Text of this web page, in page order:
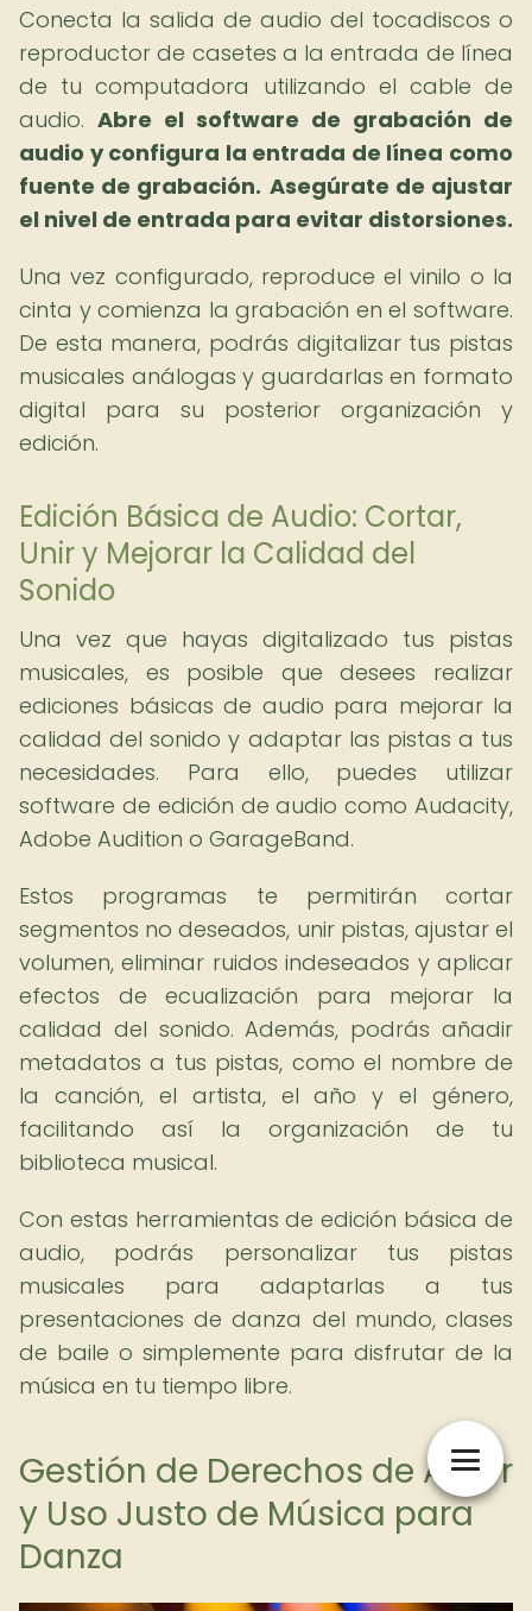
Conecta la salida de audio del tocadiscos o
reproductor de casetes a la entrada de línea
de tu computadora utilizando el cable de
audio. Abre el software de grabación de
audio y configura la entrada de línea como
fuente de grabación. Asegúrate de ajustar
el nivel de entrada para evitar distorsiones.
Una vez configurado, reproduce el vinilo o la
cinta y comienza la grabación en el software.
De esta manera, podrás digitalizar tus pistas
musicales análogas y guardarlas en formato
digital para su posterior organización y
edición.
Edición Básica de Audio: Cortar,
Unir y Mejorar la Calidad del
Sonido
Una vez que hayas digitalizado tus pistas
musicales, es posible que desees realizar
ediciones básicas de audio para mejorar la
calidad del sonido y adaptar las pistas a tus
necesidades. Para ello, puedes utilizar
software de edición de audio como Audacity,
Adobe Audition o GarageBand.
Estos programas te permitirán cortar
segmentos no deseados, unir pistas, ajustar el
volumen, eliminar ruidos indeseados y aplicar
efectos de ecualización para mejorar la
calidad del sonido. Además, podrás añadir
metadatos a tus pistas, como el nombre de
la canción, el artista, el año y el género,
facilitando así la organización de tu
biblioteca musical.
Con estas herramientas de edición básica de
audio, podrás personalizar tus pistas
musicales para adaptarlas a tus
presentaciones de danza del mundo, clases
de baile o simplemente para disfrutar de la
música en tu tiempo libre.
Gestión de Derechos de Autor
y Uso Justo de Música para
Danza